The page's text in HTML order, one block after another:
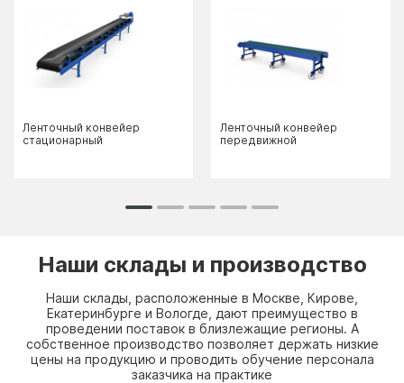
Ленточный конвейер
стационарный
Ленточный конвейер
передвижной
Наши склады и производство
Наши склады, расположенные в Москве, Кирове,
Екатеринбурге и Вологде, дают преимущество в
проведении поставок в близлежащие регионы. А
собственное производство позволяет держать низкие
цены на продукцию и проводить обучение персонала
заказчика на практике